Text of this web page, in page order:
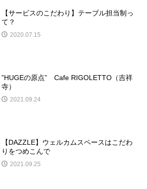
【サービスのこだわり】テーブル担当制っ
て？
2020.07.15
”HUGEの原点” Cafe RIGOLETTO（吉祥
寺）
2021.09.24
【DAZZLE】ウェルカムスペースはこだわ
りをつめこんで
2021.09.25